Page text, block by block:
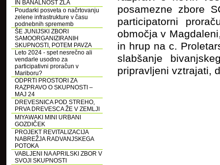
IN BANALNOST ZLA
Poudarki posveta o načrtovanju
zelene infrastrukture v času
podnebnih sprememb
ŠE JUNIJSKI ZBORI
SAMOORGANIZIRANIH
SKUPNOSTI, POTEM PAVZA
Leto 2024 - spet nesrečno ali
vendarle usodno za
participativni proračun v
Mariboru?
ODPRTI PROSTORI ZA
RAZPRAVO O SKUPNOSTI –
MAJ 24
DREVESNICA POD STREHO,
PRVA DREVESCA ŽE V ZEMLJI
MIYAWAKI MINI URBANI
GOZDIČEK
PROJEKT REVITALIZACIJA
NABREŽJA RADVANJSKEGA
POTOKA
VABLJENI NA APRILSKI ZBOR V
SVOJI SKUPNOSTI
posamezne zbore
participatorni
območja v
in hrup na c.
slabšanje
pripravljeni vztrajati,